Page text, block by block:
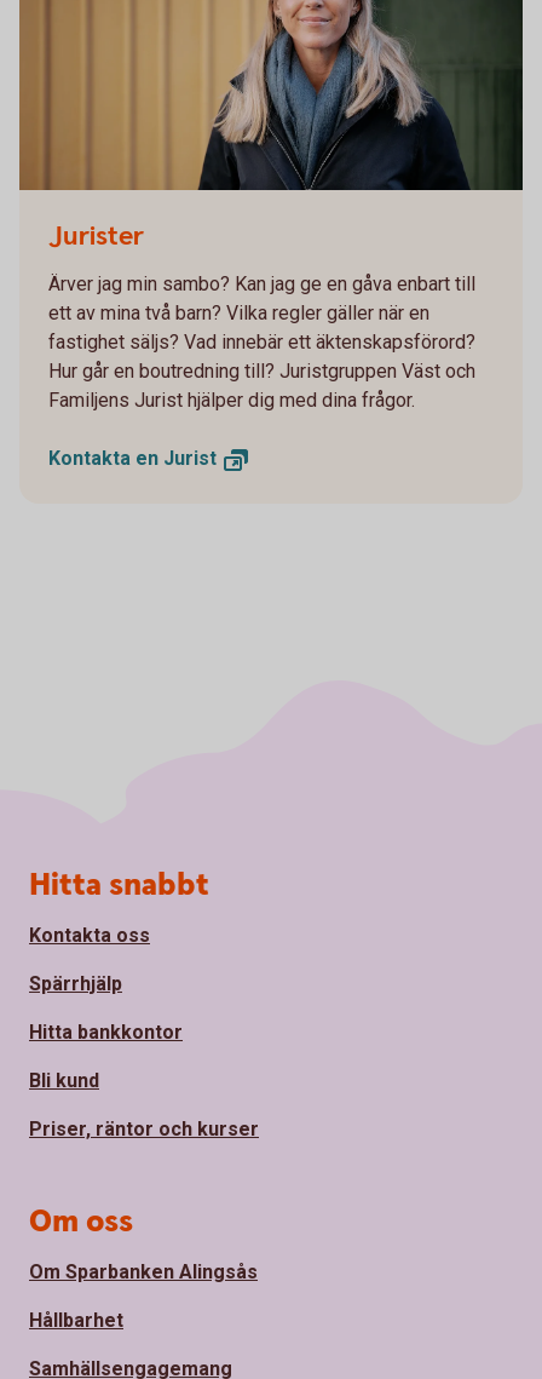
Jurister
Ärver jag min sambo? Kan jag ge en gåva enbart till
ett av mina två barn? Vilka regler gäller när en
fastighet säljs? Vad innebär ett äktenskapsförord?
Hur går en boutredning till? Juristgruppen Väst och
Familjens Jurist hjälper dig med dina frågor.
Kontakta en Jurist
Sidfot
Hitta snabbt
Kontakta oss
Spärrhjälp
Hitta bankkontor
Bli kund
Priser, räntor och kurser
Om oss
Om Sparbanken Alingsås
Hållbarhet
Samhällsengagemang